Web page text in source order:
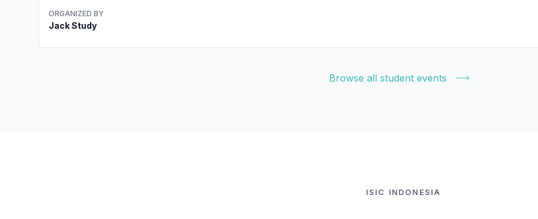
ORGANIZED BY
Jack Study
Browse all student events
ISIC INDONESIA